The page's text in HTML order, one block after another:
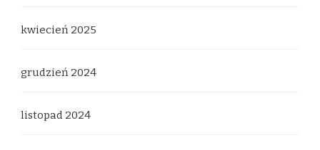
kwiecień 2025
grudzień 2024
listopad 2024